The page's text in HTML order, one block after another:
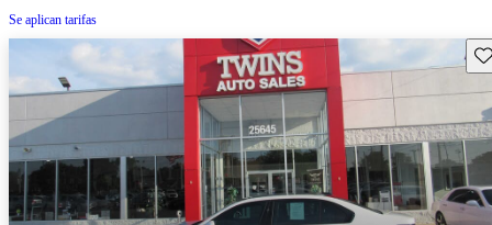
Se aplican tarifas